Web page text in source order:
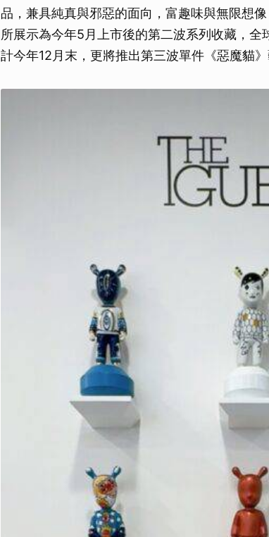
品，兼具純真與邪惡的面向，富趣味與無限想
所展示為今年5月上市後的第二波系列收藏，
計今年12月末，更將推出第三波單件《惡魔貓